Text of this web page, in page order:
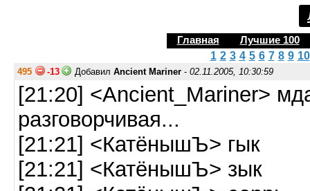
Главная Лучшие 100
1 2 3 4 5 6 7 8 9 10
495 -13 Добавил Ancient Mariner - 02.11.2005, 10:30:59
[21:20] <Ancient_Mariner>
разговорчивая...
[21:21] <КатёнышЪ> гык
[21:21] <КатёнышЪ> зык